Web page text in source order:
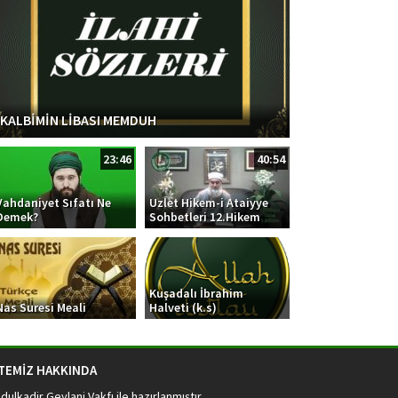
KALBİMİN LİBASI MEMDUH
23:46
Sıfatı Ne
40:54
Uzlet Hikem-i Ataiyye
Sohbetleri 12.Hikem
Suresi Meali
Kuşadalı İbrahim
Halveti (k.s)
HAKKINDA